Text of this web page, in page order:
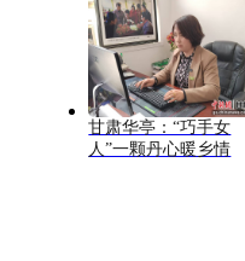
甘肃华亭：“巧手女
人”一颗丹心暖乡情